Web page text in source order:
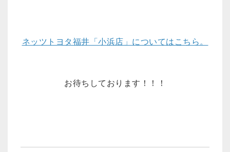
ネッツトヨタ福井「小浜店」についてはこちら。
お待ちしております！！！